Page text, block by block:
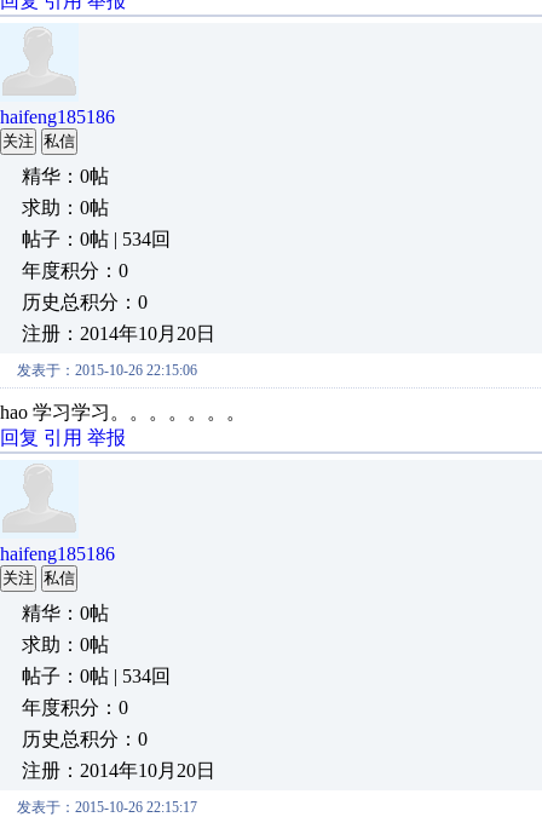
haifeng185186
关注 私信
精华：0帖
求助：0帖
帖子：0帖 | 534回
年度积分：0
历史总积分：0
注册：2014年10月20日
发表于：2015-10-26 22:15:06
hao 学习学习。。。。。。。
回复 引用 举报
haifeng185186
关注 私信
精华：0帖
求助：0帖
帖子：0帖 | 534回
年度积分：0
历史总积分：0
注册：2014年10月20日
发表于：2015-10-26 22:15:17